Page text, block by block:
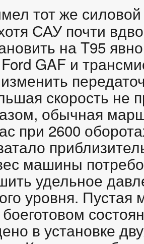
тот же
САУ почти
на T95
GAF и
скорость не
обычная
при 2600
машины
удельное
уровня. Пустая
в установке